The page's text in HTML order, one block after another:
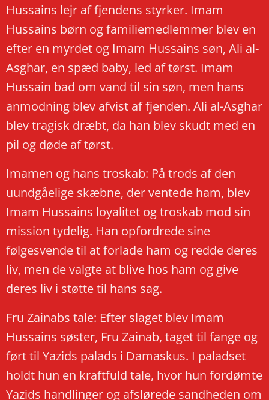
Hussains lejr af fjendens styrker. Imam
Hussains børn og familiemedlemmer blev en
efter en myrdet og Imam Hussains søn, Ali al-
Asghar, en spæd baby, led af tørst. Imam
Hussain bad om vand til sin søn, men hans
anmodning blev afvist af fjenden. Ali al-Asghar
blev tragisk dræbt, da han blev skudt med en
pil og døde af tørst.
​Imamen og hans troskab: På trods af den
uundgåelige skæbne, der ventede ham, blev
Imam Hussains loyalitet og troskab mod sin
mission tydelig. Han opfordrede sine
følgesvende til at forlade ham og redde deres
liv, men de valgte at blive hos ham og give
deres liv i støtte til hans sag.
​Fru Zainabs tale: Efter slaget blev Imam
Hussains søster, Fru Zainab, taget til fange og
ført til Yazids palads i Damaskus. I paladset
holdt hun en kraftfuld tale, hvor hun fordømte
Yazids handlinger og afslørede sandheden om